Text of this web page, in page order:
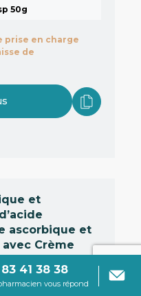
50g
prise en charge
de
et
ascorbique et
Crème
41 38 38
vous répond